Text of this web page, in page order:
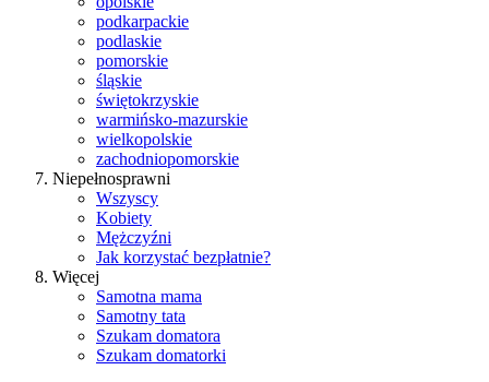
podkarpackie
podlaskie
pomorskie
śląskie
świętokrzyskie
warmińsko-mazurskie
wielkopolskie
zachodniopomorskie
Niepełnosprawni
Wszyscy
Kobiety
Mężczyźni
Jak korzystać bezpłatnie?
Więcej
Samotna mama
Samotny tata
Szukam domatora
Szukam domatorki